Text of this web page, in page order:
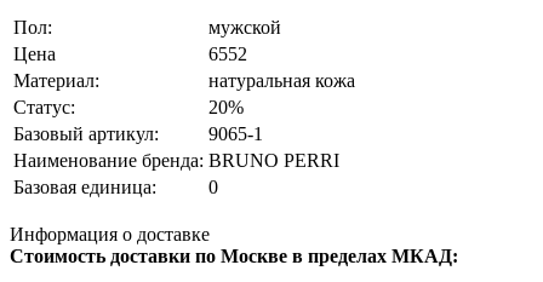
Пол:
мужской
Цена
6552
Материал:
натуральная кожа
Статус:
20%
Базовый артикул:
9065-1
Наименование бренда: BRUNO PERRI
Базовая единица:
0
Информация о доставке
Стоимость доставки по Москве в пределах МКАД: